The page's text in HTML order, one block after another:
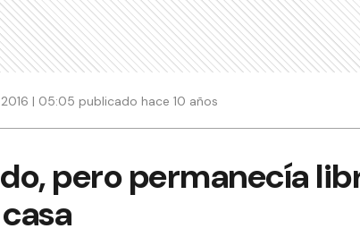
| 05:05 publicado hace 10 años
pero permanecía